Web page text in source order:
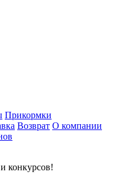
Прикормки
Возврат О компании
конкурсов!